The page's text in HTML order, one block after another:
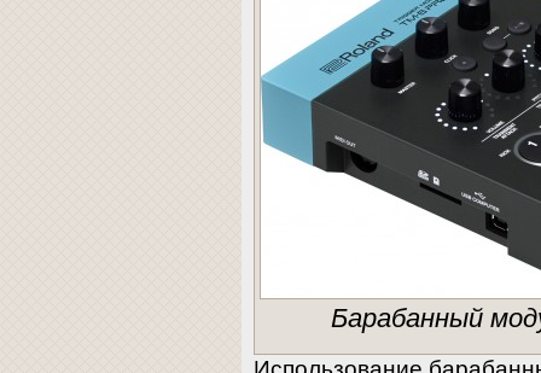
Барабанный